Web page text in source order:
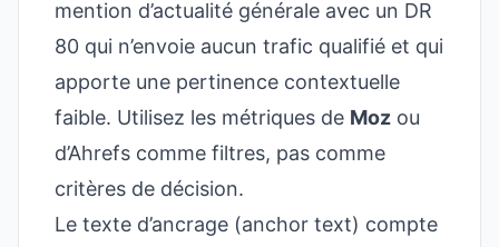
mention d’actualité générale avec un DR
80 qui n’envoie aucun trafic qualifié et qui
apporte une pertinence contextuelle
faible. Utilisez les métriques de Moz ou
d’Ahrefs comme filtres, pas comme
critères de décision.
Le texte d’ancrage (anchor text) compte